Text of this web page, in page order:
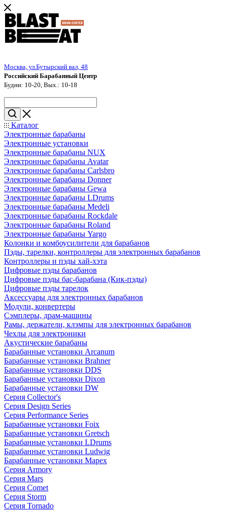
Москва, ул.Бутырский вал, 48
Российский Барабанный Центр
Будни: 10-20, Вых.: 10-18
Каталог
Электронные барабаны
Электронные установки
Электронные барабаны NUX
Электронные барабаны Avatar
Электронные барабаны Carlsbro
Электронные барабаны Donner
Электронные барабаны Gewa
Электронные барабаны LDrums
Электронные барабаны Medeli
Электронные барабаны Rockdale
Электронные барабаны Roland
Электронные барабаны Yargo
Колонки и комбоусилители для барабанов
Пэды, тарелки, контроллеры для электронных барабанов
Контроллеры и пэды хай-хэта
Цифровые пэды барабанов
Цифровые пэды бас-барабана (Кик-пэды)
Цифровые пэды тарелок
Аксессуары для электронных барабанов
Модули, конвертеры
Сэмплеры, драм-машины
Рамы, держатели, клэмпы для электронных барабанов
Чехлы для электроники
Акустические барабаны
Барабанные установки Arcanum
Барабанные установки Brahner
Барабанные установки DDS
Барабанные установки Dixon
Барабанные установки DW
Серия Collector's
Серия Design Series
Серия Performance Series
Барабанные установки Foix
Барабанные установки Gretsch
Барабанные установки LDrums
Барабанные установки Ludwig
Барабанные установки Mapex
Серия Armory
Серия Mars
Серия Comet
Серия Storm
Серия Tornado